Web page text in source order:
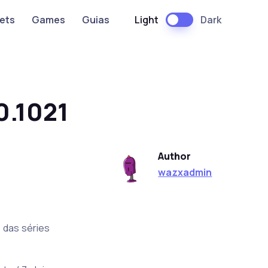
Games Guias Light Dark
Author
wazxadmin
das séries